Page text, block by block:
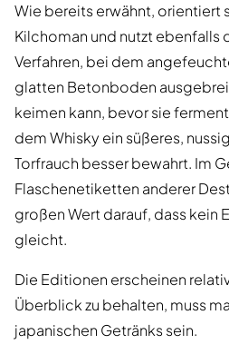
Wie bereits erwähnt, orientiert
Kilchoman und nutzt ebenfalls
Verfahren, bei dem
glatten Betonboden
keimen kann, bevor sie
dem Whisky ein süßeres,
Torfrauch besser bewahrt. Im
Flaschenetiketten anderer
großen Wert darauf, dass kein
gleicht.
Die Editionen erscheinen
Überblick zu behalten, muss
japanischen Getränks sein.